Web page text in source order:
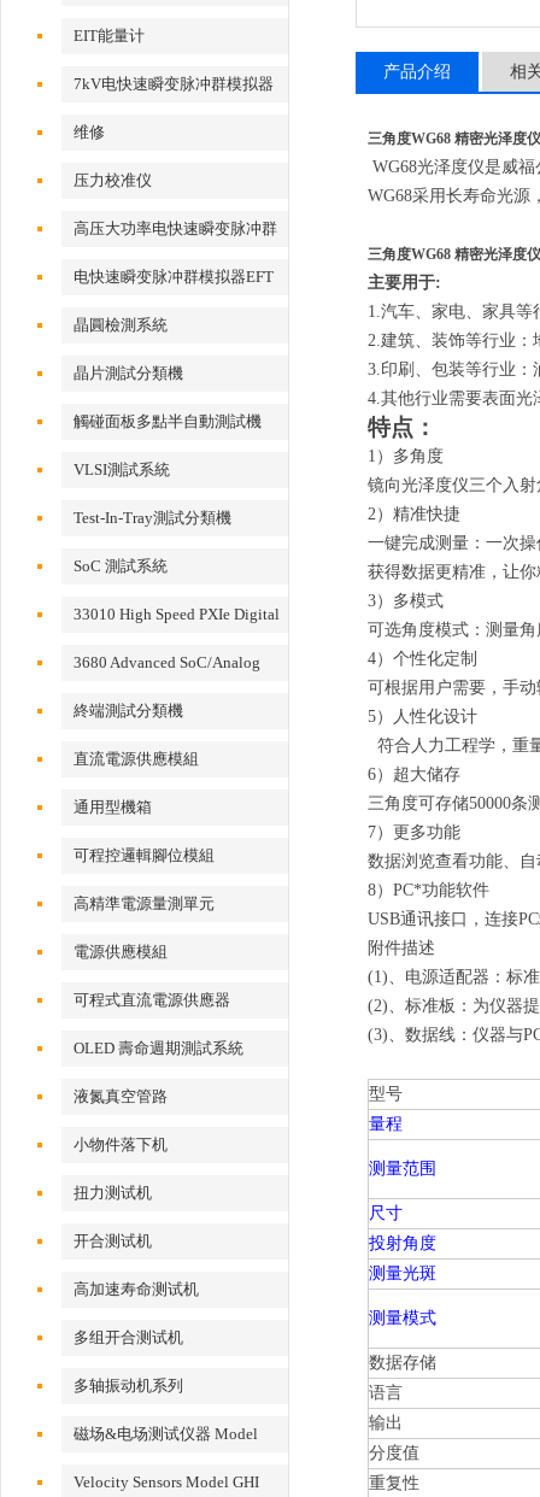
EIT能量计
7kV电快速瞬变脉冲群模拟器
维修
压力校准仪
高压大功率电快速瞬变脉冲群
测试系统
电快速瞬变脉冲群模拟器EFT
500x
晶圓檢測系統
晶片測試分類機
觸碰面板多點半自動測試機
VLSI測試系統
Test-In-Tray測試分類機
SoC 測試系統
33010 High Speed PXIe Digital
3680 Advanced SoC/Analog
Test System
終端測試分類機
直流電源供應模組
通用型機箱
可程控邏輯腳位模組
高精準電源量測單元
電源供應模組
可程式直流電源供應器
OLED 壽命週期測試系統
液氮真空管路
小物件落下机
扭力测试机
开合测试机
高加速寿命测试机
多组开合测试机
多轴振动机系列
磁场&电场测试仪器 Model
Velocity Sensors Model GHI
产品介绍 相
三角度WG68 精密光泽度仪
WG68光泽度仪是威
WG68采用长寿命光源
三角度WG68 精密光泽度仪
主要用于:
1.汽车、家电、家具
2.建筑、装饰等行业：
3.印刷、包装等行业：
4.其他行业需要表面
特点：
1） 多角度
镜向光泽度仪三个入
2）精准快捷
一键完成测量：一次
获得数据更精准，让
3）多模式
可选角度模式：测量
4）个性化定制
可根据用户需要，手
5）人性化设计
符合人力工程学，重
6）超大储存
三角度可存储50000条
7）更多功能
数据浏览查看功能、
8）PC*功能软件
USB通讯接口，连接
附件描述
(1)、电源适配器：标
(2)、标准板：为仪器
(3)、数据线：仪器与
型号
量程
测量范围
尺寸
投射角度
测量光斑
测量模式
数据存储
语言
输出
分度值
重复性